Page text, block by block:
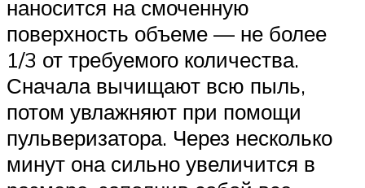
наносится на смоченную
поверхность объеме — не более
1/3 от требуемого количества.
Сначала вычищают всю пыль,
потом увлажняют при помощи
пульверизатора. Через несколько
минут она сильно увеличится в